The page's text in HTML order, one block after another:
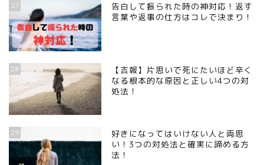
27
告白して振られた時の神対応！返す
言葉や返事の仕方はコレで決まり！
28
【吉報】片思いで死にたいほど辛く
なる根本的な原因と正しい4つの対
処法！
29
好きになってはいけない人と両思
い！3つの対処法と確実に諦める方
法！